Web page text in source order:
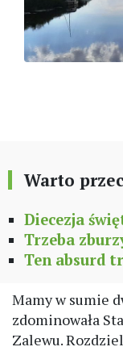
Warto
Diecezja
Trzeba
Ten absurd
Mamy w sumie
zdominowała
Zalewu.